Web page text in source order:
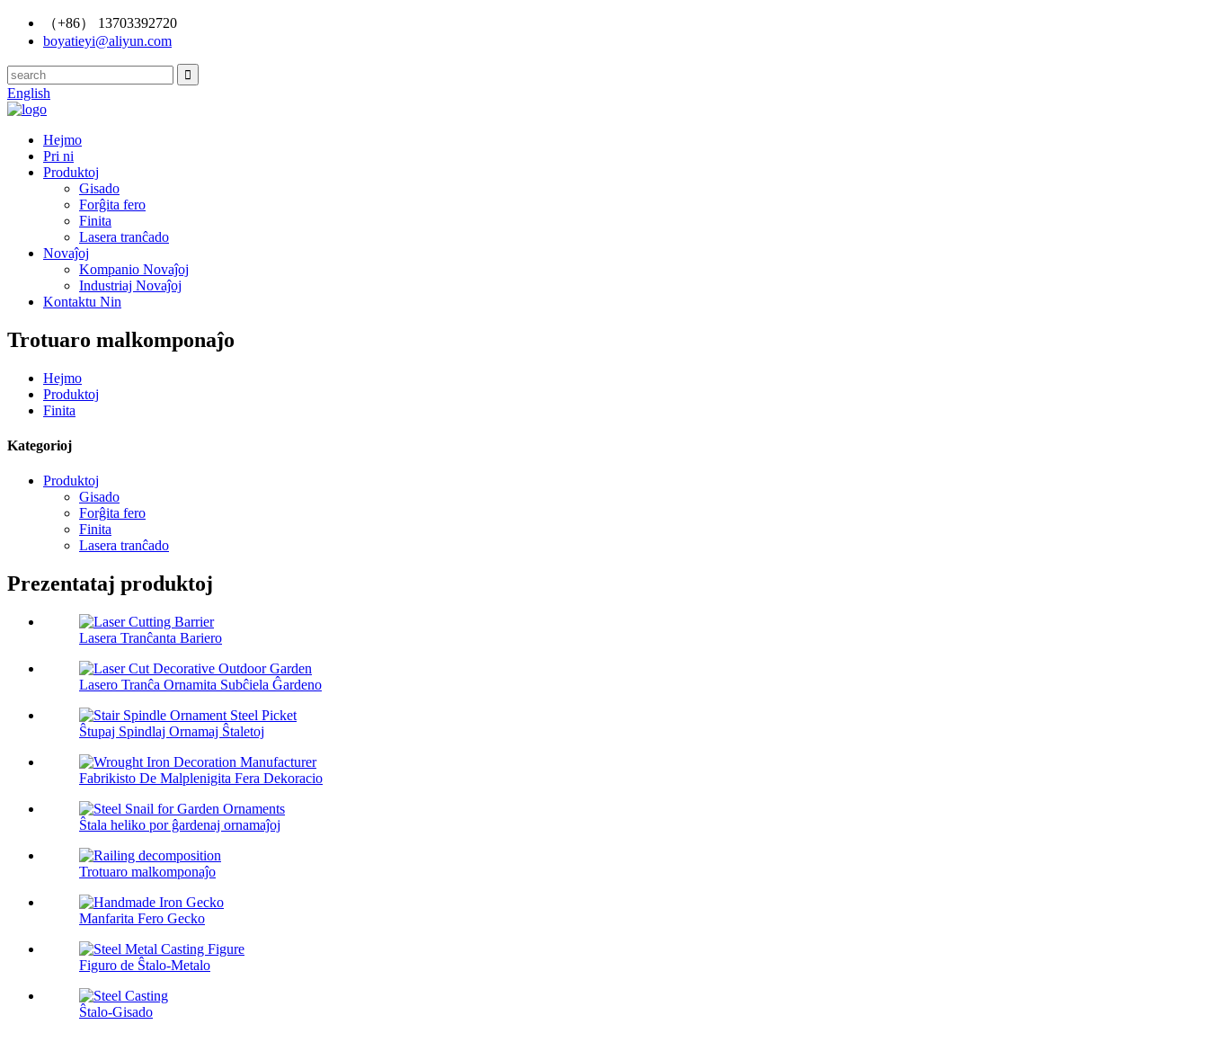
（+86） 13703392720
boyatieyi@aliyun.com
English
Hejmo
Pri ni
Produktoj
Gisado
Forĝita fero
Finita
Lasera tranĉado
Novaĵoj
Kompanio Novaĵoj
Industriaj Novaĵoj
Kontaktu Nin
Trotuaro malkomponaĵo
Hejmo
Produktoj
Finita
Kategorioj
Produktoj
Gisado
Forĝita fero
Finita
Lasera tranĉado
Prezentataj produktoj
Lasera Tranĉanta Bariero
Lasero Tranĉa Ornamita Subĉiela Ĝardeno
Ŝtupaj Spindlaj Ornamaj Ŝtaletoj
Fabrikisto De Malplenigita Fera Dekoracio
Ŝtala heliko por ĝardenaj ornamaĵoj
Trotuaro malkomponaĵo
Manfarita Fero Gecko
Figuro de Ŝtalo-Metalo
Ŝtalo-Gisado